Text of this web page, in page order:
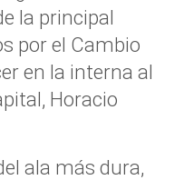
la principal
por el Cambio
en la interna al
Horacio
ala más dura,